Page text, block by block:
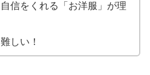
信をくれる「お洋服」が理
しい！